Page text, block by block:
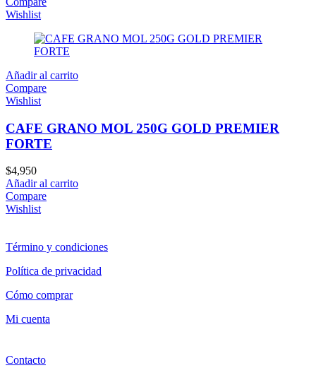
Wishlist
Añadir al carrito
Compare
Wishlist
CAFE GRANO MOL 250G GOLD PREMIER
FORTE
$4,950
Añadir al carrito
Compare
Wishlist
Término y condiciones
Política de privacidad
Cómo comprar
Mi cuenta
Contacto